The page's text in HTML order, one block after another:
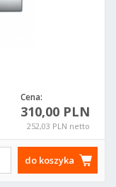
Cena:
310,00 PLN
252,03 PLN netto
do koszyka